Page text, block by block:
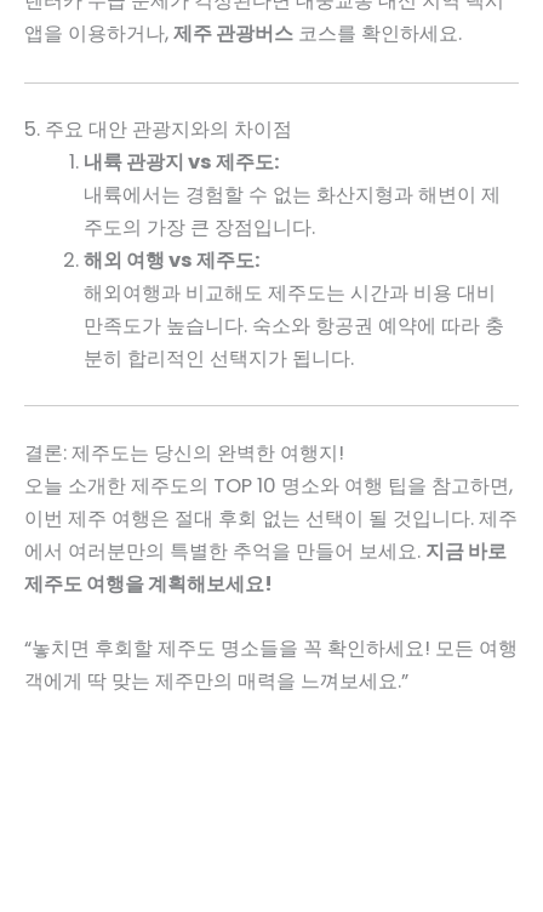
앱을 이용하거나,제주 관광버스 코스를 확인하세요.
5. 주요 대안 관광지와의 차이점
내륙 관광지 vs 제주도:
내륙에서는 경험할 수 없는 화산지형과 해변이 제
주도의 가장 큰 장점입니다.
해외 여행 vs 제주도:
해외여행과 비교해도 제주도는 시간과 비용 대비
만족도가 높습니다. 숙소와 항공권 예약에 따라 충
분히 합리적인 선택지가 됩니다.
결론: 제주도는 당신의 완벽한 여행지!
오늘 소개한 제주도의 TOP 10 명소와 여행 팁을 참고하면,
이번 제주 여행은 절대 후회 없는 선택이 될 것입니다. 제주
에서 여러분만의 특별한 추억을 만들어 보세요. 지금 바로
제주도 여행을 계획해보세요!
“놓치면 후회할 제주도 명소들을 꼭 확인하세요! 모든 여행
객에게 딱 맞는 제주만의 매력을 느껴보세요.”